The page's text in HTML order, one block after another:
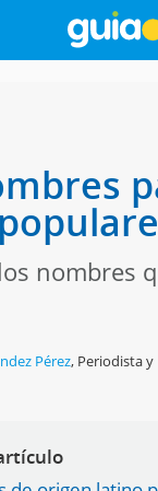
nombres
Pérez, Periodista y